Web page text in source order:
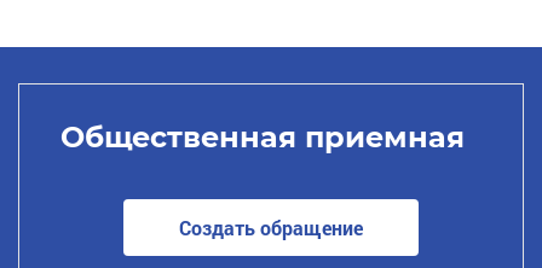
Общественная приемная
Создать обращение